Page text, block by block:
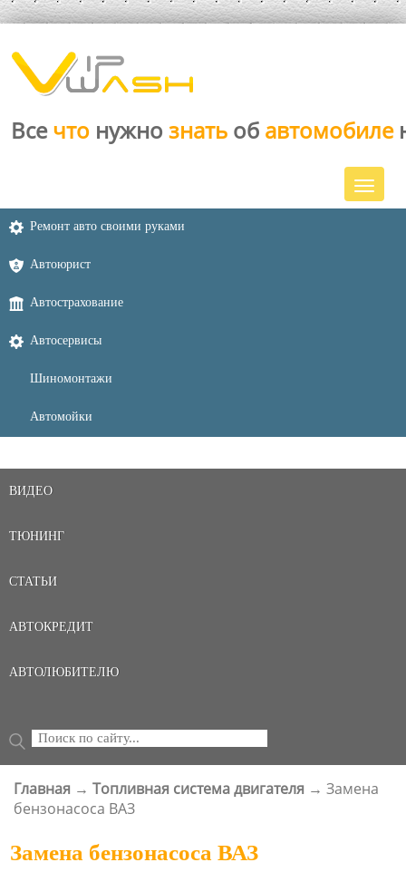
Все что нужно знать об автомобиле
Ремонт авто своими руками
Автоюрист
Автострахование
Автосервисы
Шиномонтажи
Автомойки
ВИДЕО
ТЮНИНГ
СТАТЬИ
АВТОКРЕДИТ
АВТОЛЮБИТЕЛЮ
ФОРМА ПОИСКА
Поиск
ВЫ ЗДЕСЬ
Главная → Топливная система двигателя → Замена
бензонасоса ВАЗ
Замена бензонасоса ВАЗ